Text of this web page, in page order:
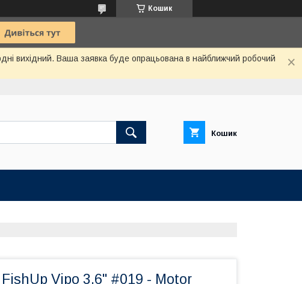
Кошик
вихідний. Ваша заявка буде опрацьована в найближчий робочий
Кошик
FishUp Vipo 3.6" #019 - Motor